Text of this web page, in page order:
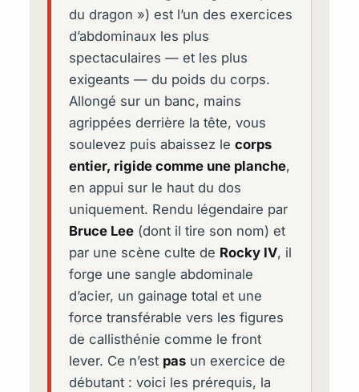
du dragon ») est l’un des exercices
d’abdominaux les plus
spectaculaires — et les plus
exigeants — du poids du corps.
Allongé sur un banc, mains
agrippées derrière la tête, vous
soulevez puis abaissez lecorps
entier, rigide comme une planche,
en appui sur le haut du dos
uniquement. Rendu légendaire par
Bruce Lee (dont il tire son nom) et
par une scène culte de Rocky IV, il
forge une sangle abdominale
d’acier, un gainage total et une
force transférable vers les figures
de callisthénie comme le front
lever. Ce n’est pas un exercice de
débutant : voici les prérequis, la